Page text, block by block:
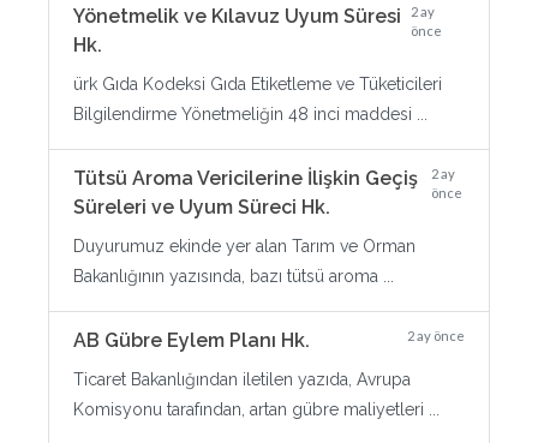
Yönetmelik ve Kılavuz Uyum Süresi
Hk.
2 ay
önce
ürk Gıda Kodeksi Gıda Etiketleme ve Tüketicileri
Bilgilendirme Yönetmeliğin 48 inci maddesi ...
Tütsü Aroma Vericilerine İlişkin Geçiş
Süreleri ve Uyum Süreci Hk.
2 ay
önce
Duyurumuz ekinde yer alan Tarım ve Orman
Bakanlığının yazısında, bazı tütsü aroma ...
AB Gübre Eylem Planı Hk. 2 ay önce
Ticaret Bakanlığından iletilen yazıda, Avrupa
Komisyonu tarafından, artan gübre maliyetleri ...